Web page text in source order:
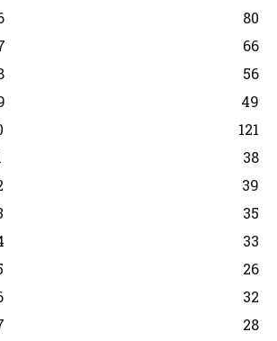
80
66
56
49
121
38
39
35
33
26
32
28